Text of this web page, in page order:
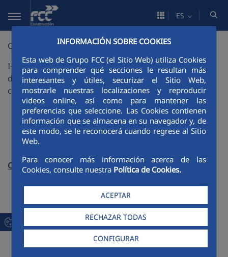
Saltar al contenido principal
INFORMACIÓN SOBRE COOKIES
Esta web de Grupo FCC (el Sitio Web) utiliza Cookies
para comprender qué secciones le resultan más
interesantes y útiles, securizar el Sitio Web,
mostrarle nuestras localizaciones y reproducir
videos online, así como para mantener las
preferencias que seleccione. Las Cookies contienen
información que se almacena en su navegador y, de
este modo, se le reconocerá cuando regrese al Sitio
Web.
Para conocer más información acerca de las
Cookies, consulte nuestra Política de Cookies.
ACEPTAR
RECHAZAR TODAS
CONFIGURAR
ES
OLIN
I+D de las cualidades y tratamientos de los materiales
de terraplenes y explanadas mejoradas que permitan
construir obras lineales sostenibles
Objetivo
Ampliar la gama de suelos para colocar en los
terraplenes disminuyendo la cantidad de
residuos que se producen en la construcción de
obras lineales.
Formar explanadas E-3 con suelos tratados